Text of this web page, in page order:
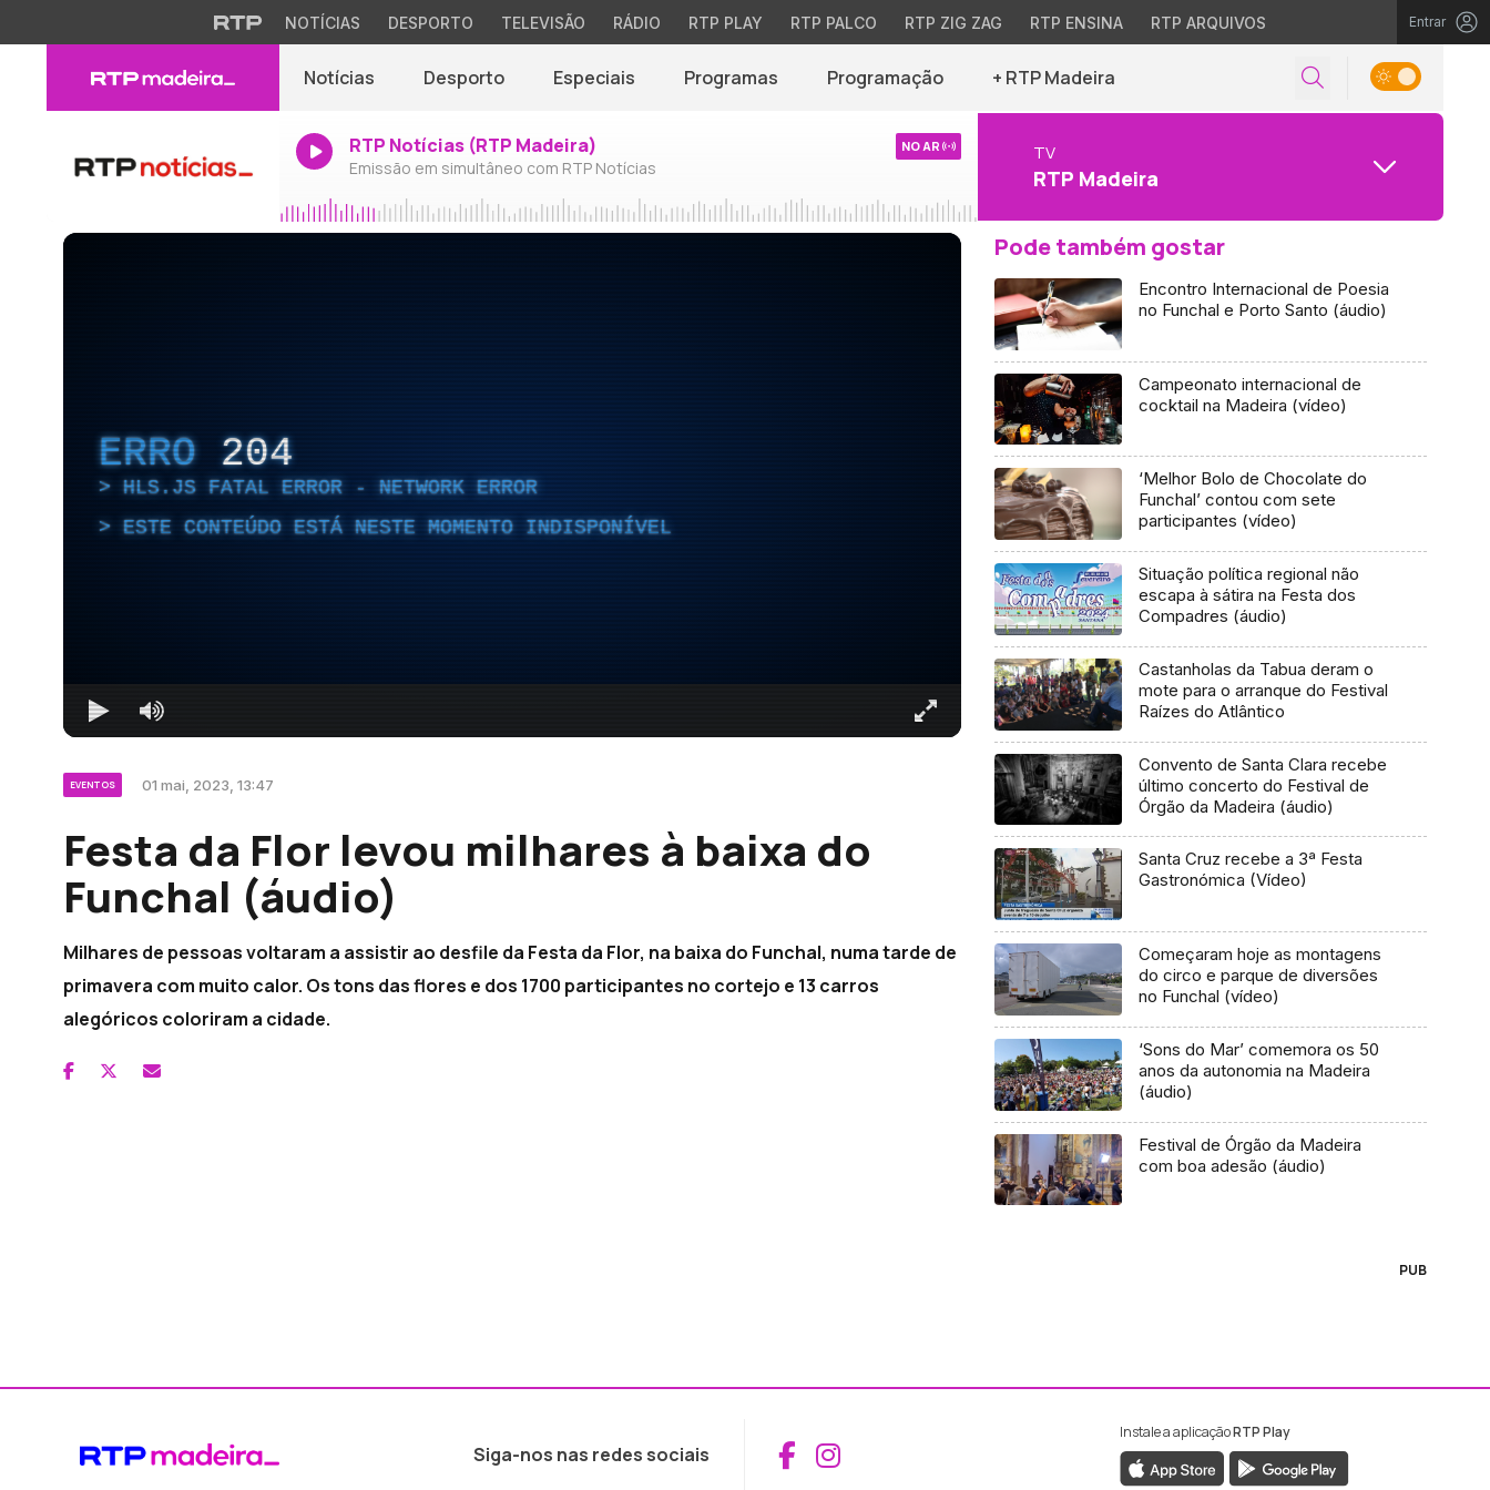
NOTÍCIAS DESPORTO TELEVISÃO RÁDIO RTP PLAY RTP PALCO RTP ZIG ZAG RTP ENSINA RTP ARQUIVOS Entrar
Notícias Desporto Especiais Programas Programação + RTP Madeira
RTP Notícias (RTP Madeira)
Emissão em simultâneo com RTP Notícias
NO AR TV
RTP Madeira
ERRO 204
HLS.JS FATAL ERROR - NETWORK ERROR
ESTE CONTEÚDO ESTÁ NESTE MOMENTO INDISPONÍVEL
EVENTOS 01 mai, 2023, 13:47
Festa da Flor levou milhares à baixa do
Funchal (áudio)
Milhares de pessoas voltaram a assistir ao desfile da Festa da Flor, na baixa do Funchal, numa tarde de
primavera com muito calor. Os tons das flores e dos 1700 participantes no cortejo e 13 carros
alegóricos coloriram a cidade.
Pode também gostar
Encontro Internacional de Poesia
no Funchal e Porto Santo (áudio)
Campeonato internacional de
cocktail na Madeira (vídeo)
‘Melhor Bolo de Chocolate do
Funchal’ contou com sete
participantes (vídeo)
Situação política regional não
escapa à sátira na Festa dos
Compadres (áudio)
Castanholas da Tabua deram o
mote para o arranque do Festival
Raízes do Atlântico
Convento de Santa Clara recebe
último concerto do Festival de
Órgão da Madeira (áudio)
Santa Cruz recebe a 3ª Festa
Gastronómica (Vídeo)
Começaram hoje as montagens
do circo e parque de diversões
no Funchal (vídeo)
‘Sons do Mar’ comemora os 50
anos da autonomia na Madeira
(áudio)
Festival de Órgão da Madeira
com boa adesão (áudio)
PUB
Siga-nos nas redes sociais Aceder ao Facebook da RTP Madeira
Aceder ao Instagram da RTP Madeira
Instale a aplicaçãoRTP Play